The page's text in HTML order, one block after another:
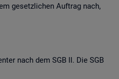
ge­setz­li­chen Auf­trag nach,
nach dem SGB II. Die SGB